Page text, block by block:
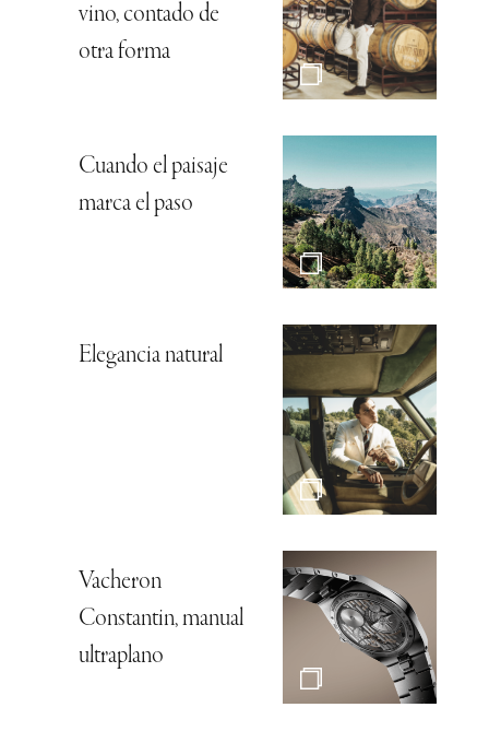
vino, contado de
otra forma
Cuando el paisaje
marca el paso
Elegancia natural
Vacheron
Constantin, manual
ultraplano